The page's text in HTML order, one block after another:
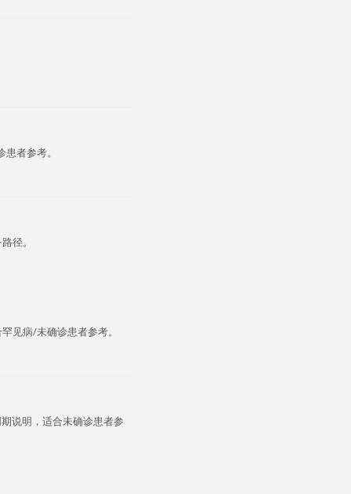
者参考。
径。
见病/未确诊患者参考。
说明，适合未确诊患者参